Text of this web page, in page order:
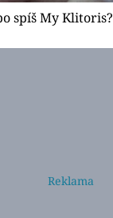
spíš My Klitoris?